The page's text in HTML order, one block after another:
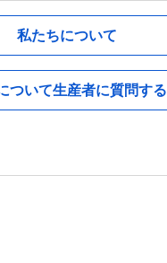
私たちについて
ついて生産者に質問する